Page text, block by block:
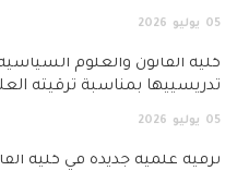
والعلوم السياسية بجامعة
ترقيته العلمية إلى
جديدة في كلية القانون